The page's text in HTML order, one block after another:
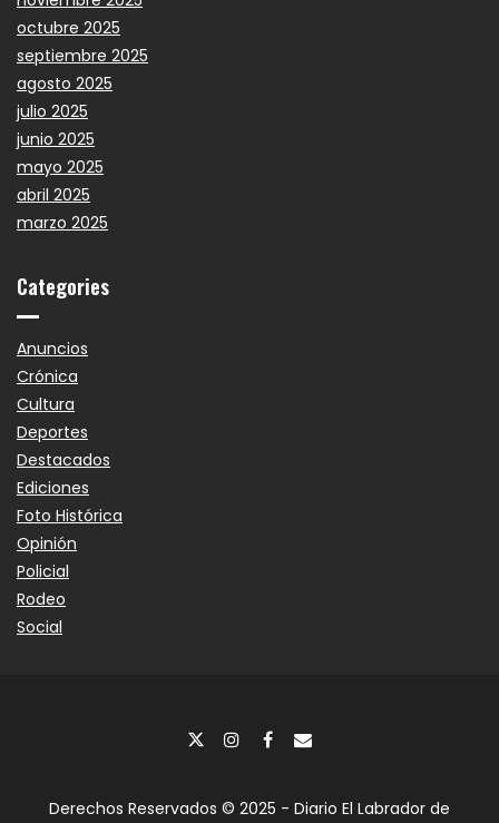
octubre 2025
septiembre 2025
agosto 2025
julio 2025
junio 2025
mayo 2025
abril 2025
marzo 2025
Categories
Anuncios
Crónica
Cultura
Deportes
Destacados
Ediciones
Foto Histórica
Opinión
Policial
Rodeo
Social
Derechos Reservados © 2025 - Diario El Labrador de